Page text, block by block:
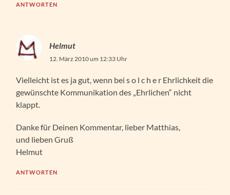
ANTWORTEN
Helmut
12. März 2010 um 12:33 Uhr
Vielleicht ist es ja gut, wenn bei s o l c h e r Ehrlichkeit die
gewünschte Kommunikation des „Ehrlichen“ nicht
klappt.
Danke für Deinen Kommentar, lieber Matthias,
und lieben Gruß
Helmut
ANTWORTEN